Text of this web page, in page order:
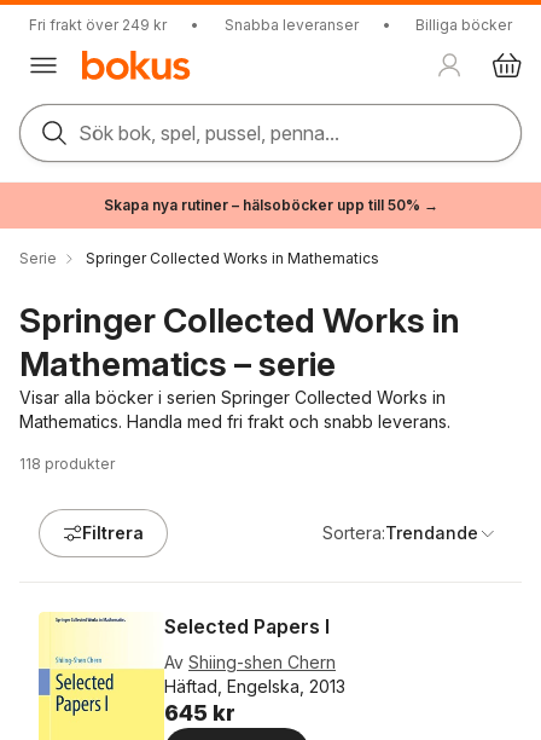
Fri frakt över 249 kr • Snabba leveranser • Billiga böcker
Sök bok, spel, pussel, penna...
Skapa nya rutiner – hälsoböcker upp till 50% →
Serie Springer Collected Works in Mathematics
Springer Collected Works in
Mathematics – serie
Visar alla böcker i serien Springer Collected Works in
Mathematics. Handla med fri frakt och snabb leverans.
118 produkter
Filtrera Sortera:Trendande
Selected Papers I
Av Shiing-shen Chern
Häftad, Engelska, 2013
645 kr